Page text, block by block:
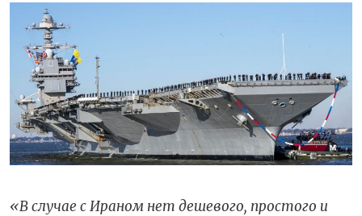
«В случае с Ираном нет дешевого, простого и